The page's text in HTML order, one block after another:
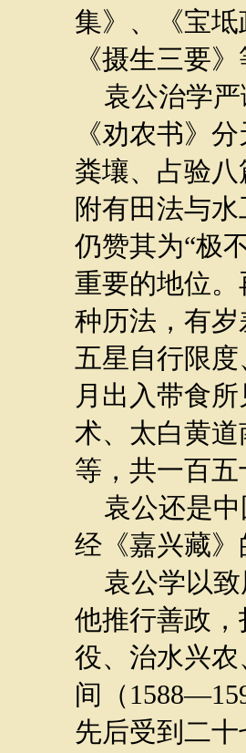
集》、《宝
《摄生三要
袁公治学严
《劝农书》
粪壤、占验
附有田法与
仍赞其为“极
重要的地位
种历法，有
五星自行限
月出入带食
术、太白黄
等，共一百
袁公还是中
经《嘉兴藏
袁公学以致
他推行善政
役、治水兴
间（
先后受到二